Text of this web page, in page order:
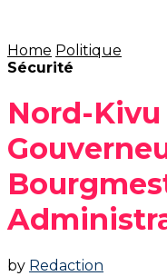
Home Politique
Sécurité
Nord-
by Redaction